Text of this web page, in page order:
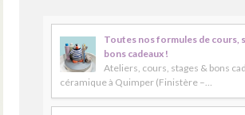
Toutes nos formules de cours,
bons cadeaux !
Ateliers, cours, stages & bons
céramique à Quimper (Finistère –…